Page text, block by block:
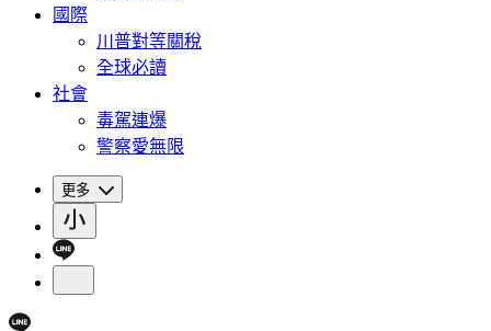
國際
川普對等關稅
全球必讀
社會
毒駕連爆
警察愛無限
更多